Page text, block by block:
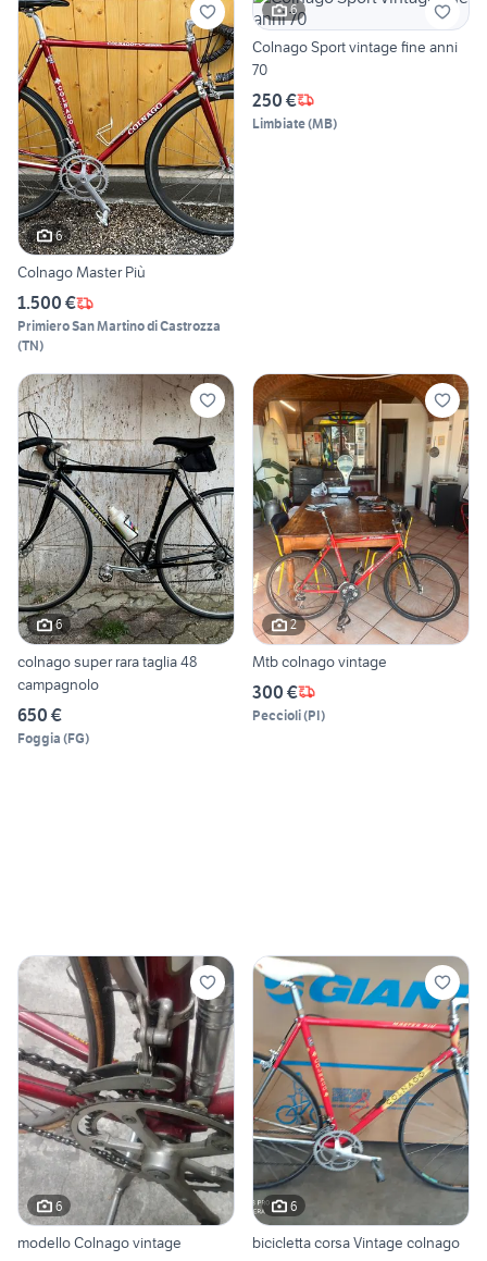
6
Colnago Master Più
1.500 €
Primiero San Martino di Castrozza
(TN)
6
Colnago Sport vintage fine anni
70
250 €
Limbiate(MB)
6
colnago super rara taglia 48
campagnolo
650 €
Foggia (FG)
2
Mtb colnago vintage
300 €
Peccioli(PI)
6
modello Colnago vintage
6
bicicletta corsa Vintage colnago